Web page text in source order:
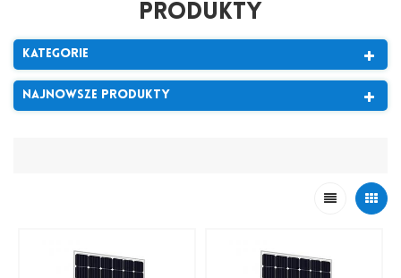
Produkty
Kategorie
Najnowsze Produkty